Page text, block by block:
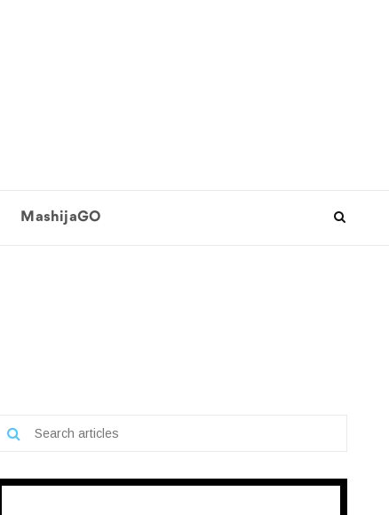
MashijaGO